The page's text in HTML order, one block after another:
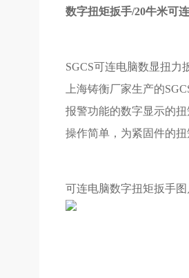
数字扭矩扳手/20牛米可
SGCS可连电脑数显扭力
上海铸衡厂家生产的
报警功能的数字显示的扭
操作简单，为紧固件的扭
可连电脑数字扭矩扳手图